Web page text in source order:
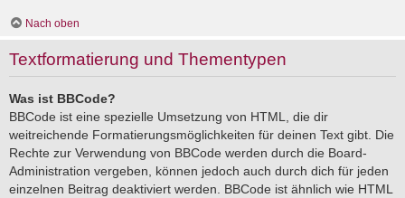
Nach oben
Textformatierung und Thementypen
Was ist BBCode?
BBCode ist eine spezielle Umsetzung von HTML, die dir
weitreichende Formatierungsmöglichkeiten für deinen Text gibt. Die
Rechte zur Verwendung von BBCode werden durch die Board-
Administration vergeben, können jedoch auch durch dich für jeden
einzelnen Beitrag deaktiviert werden. BBCode ist ähnlich wie HTML